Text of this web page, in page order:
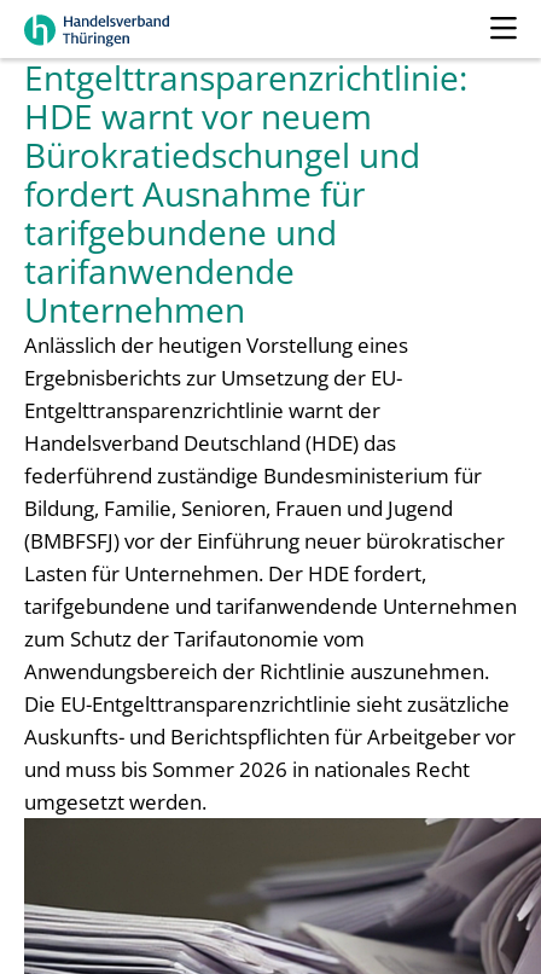
Entgelttransparenzrichtlinie:
HDE warnt vor neuem
Bürokratiedschungel und
fordert Ausnahme für
tarifgebundene und
tarifanwendende
Unternehmen
Anlässlich der heutigen Vorstellung eines
Ergebnisberichts zur Umsetzung der EU-
Entgelttransparenzrichtlinie warnt der
Handelsverband Deutschland (HDE) das
federführend zuständige Bundesministerium für
Bildung, Familie, Senioren, Frauen und Jugend
(BMBFSFJ) vor der Einführung neuer bürokratischer
Lasten für Unternehmen. Der HDE fordert,
tarifgebundene und tarifanwendende Unternehmen
zum Schutz der Tarifautonomie vom
Anwendungsbereich der Richtlinie auszunehmen.
Die EU-Entgelttransparenzrichtlinie sieht zusätzliche
Auskunfts- und Berichtspflichten für Arbeitgeber vor
und muss bis Sommer 2026 in nationales Recht
umgesetzt werden.